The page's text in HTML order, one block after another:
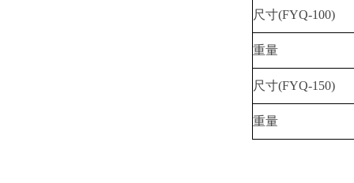
尺寸(FYQ-100)
重量
尺寸(FYQ-150)
重量